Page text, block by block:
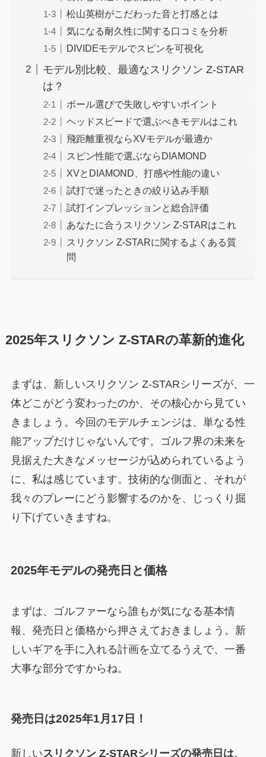
松山英樹がこだわった音と打感とは
気になる耐久性に関する口コミを分析
DIVIDEモデルでスピンを可視化
モデル別比較、最適なスリクソン Z-STAR
は？
ボール選びで失敗しやすいポイント
ヘッドスピードで選ぶべきモデルはこれ
飛距離重視ならXVモデルが最適か
スピン性能で選ぶならDIAMOND
XVとDIAMOND、打感や性能の違い
試打で迷ったときの絞り込み手順
試打インプレッションと総合評価
あなたに合うスリクソン Z-STARはこれ
スリクソン Z-STARに関するよくある質
問
2025年スリクソン Z-STARの革新的進化
まずは、新しいスリクソン Z-STARシリーズが、一
体どこがどう変わったのか、その核心から見てい
きましょう。今回のモデルチェンジは、単なる性
能アップだけじゃないんです。ゴルフ界の未来を
見据えた大きなメッセージが込められているよう
に、私は感じています。技術的な側面と、それが
我々のプレーにどう影響するのかを、じっくり掘
り下げていきますね。
2025年モデルの発売日と価格
まずは、ゴルファーなら誰もが気になる基本情
報、発売日と価格から押さえておきましょう。新
しいギアを手に入れる計画を立てるうえで、一番
大事な部分ですからね。
発売日は2025年1月17日！
新しいスリクソン Z-STARシリーズの発売日は、